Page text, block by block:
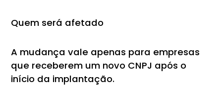
Quem será afetado
A mudança vale apenas para empresas
que receberem um novo CNPJ após o
início da implantação.